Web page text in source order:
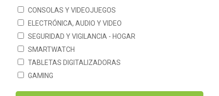
Joystick Inalámbrico play 3
PS3 replica Playstation 3
19%OFF
CONSOLAS Y VIDEOJUEGOS
ELECTRÓNICA, AUDIO Y VIDEO
SEGURIDAD Y VIGILANCIA - HOGAR
SMARTWATCH
TABLETAS DIGITALIZADORAS
GAMING